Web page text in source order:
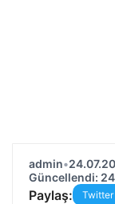
admin•
Güncellendi:
Paylaş: Twitter